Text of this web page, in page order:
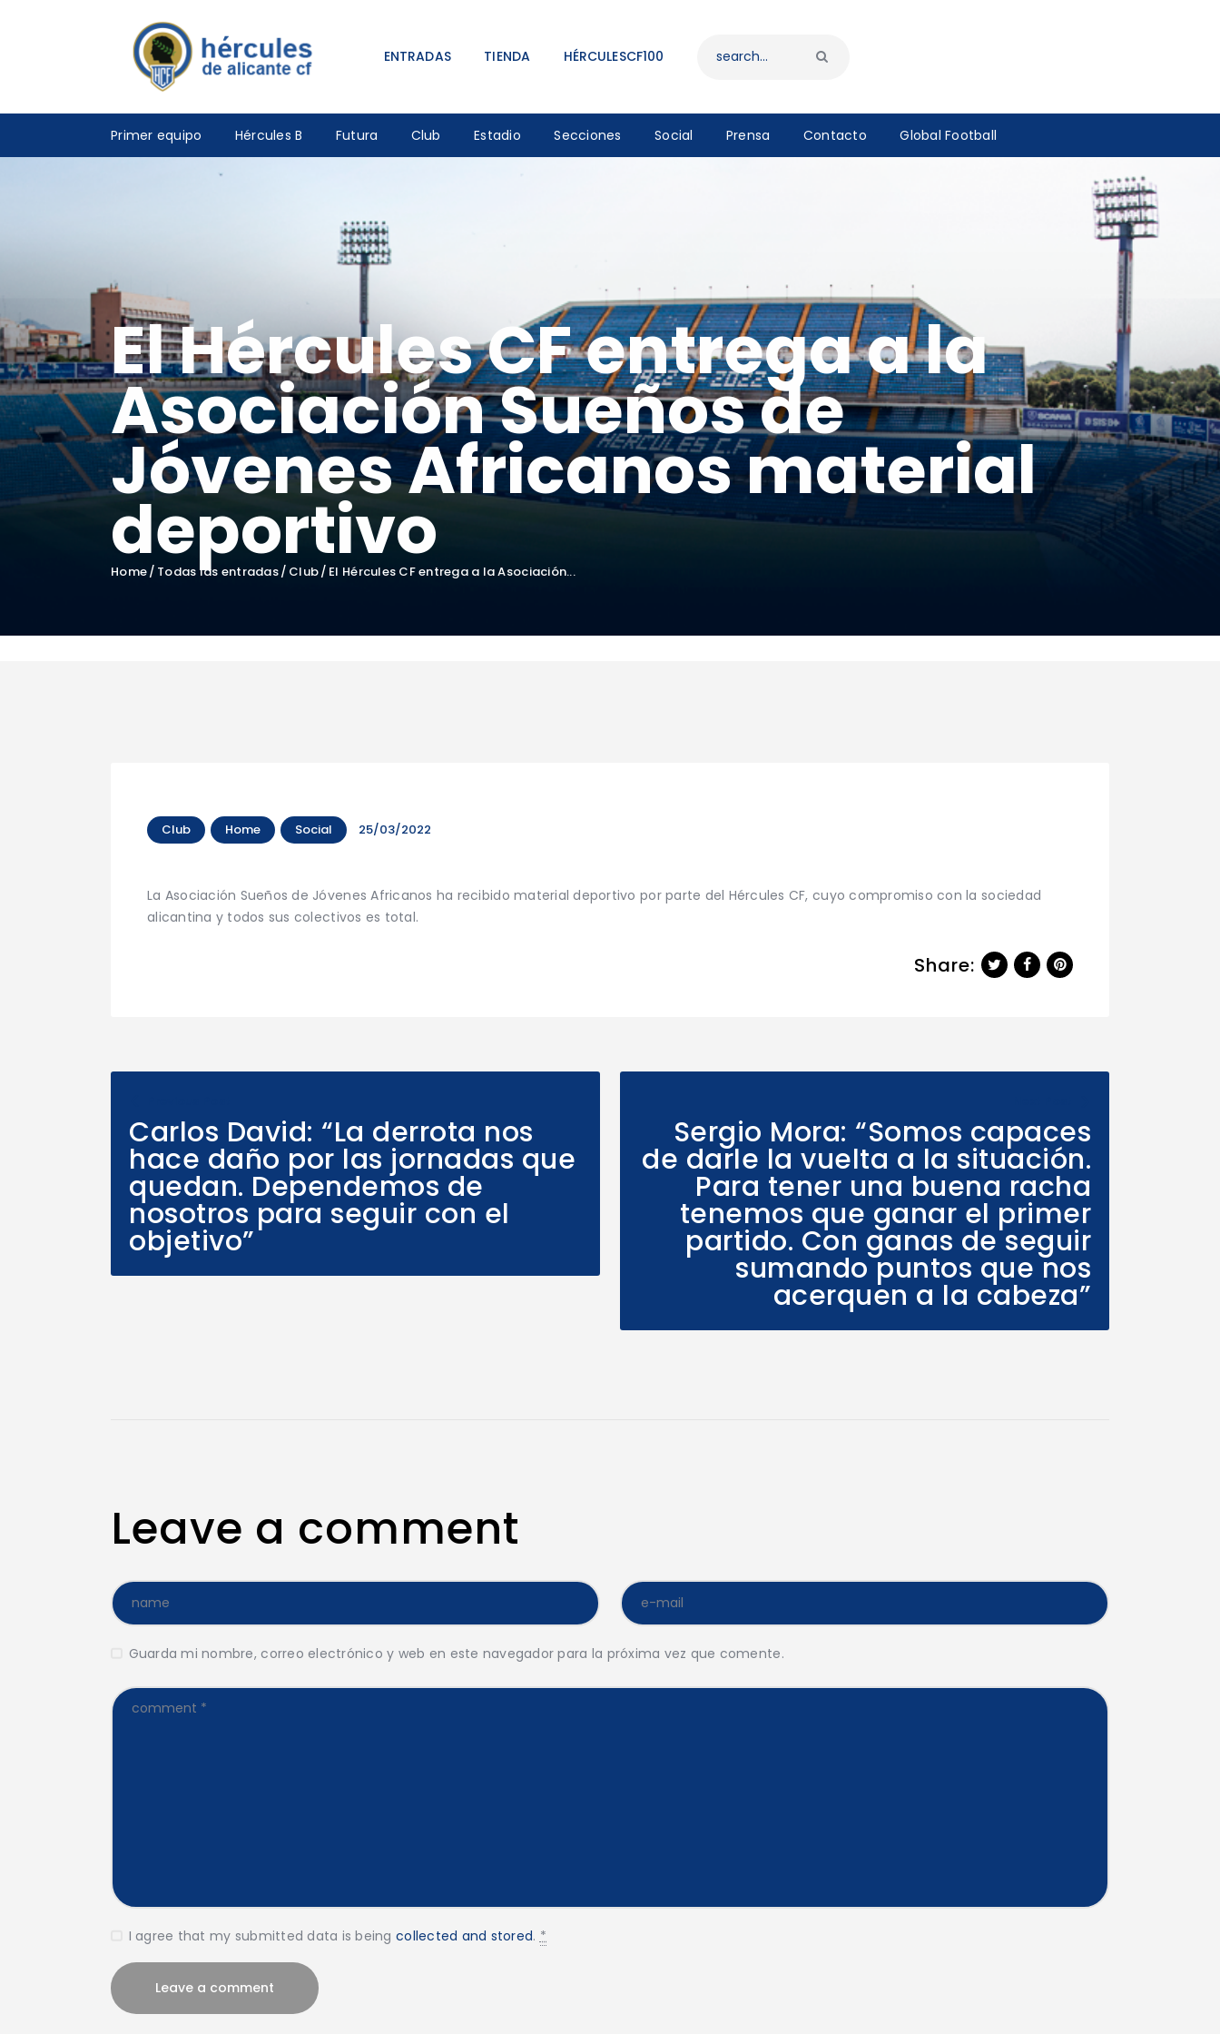
ENTRADAS TIENDA HÉRCULESCF100
Primer equipo Hércules B Futura Club Estadio Secciones Social Prensa Contacto Global Football
El Hércules CF entrega a la
Asociación Sueños de
Jóvenes Africanos material
deportivo
Home Todas las entradas Club El Hércules CF entrega a la Asociación...
TIENDA
Club Home Social 25/03/2022
La Asociación Sueños de Jóvenes Africanos ha recibido material deportivo por parte del Hércules CF, cuyo compromiso con la sociedad
alicantina y todos sus colectivos es total.
Share:
Carlos David: “La derrota nos
hace daño por las jornadas que
quedan. Dependemos de
nosotros para seguir con el
objetivo”
Sergio Mora: “Somos capaces
de darle la vuelta a la situación.
Para tener una buena racha
tenemos que ganar el primer
partido. Con ganas de seguir
sumando puntos que nos
acerquen a la cabeza”
Leave a comment
Guarda mi nombre, correo electrónico y web en este navegador para la próxima vez que comente.
I agree that my submitted data is being collected and stored. *